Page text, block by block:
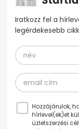
Iratkozz fel a
legérdekesebb
Hozzájárulok,
hírlevel(ek)et
üzletszerzési